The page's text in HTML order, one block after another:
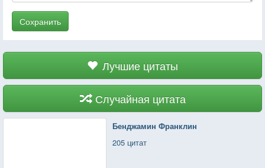
Сохранить
Лучшие цитаты
Случайная цитата
Бенджамин Франклин
205 цитат